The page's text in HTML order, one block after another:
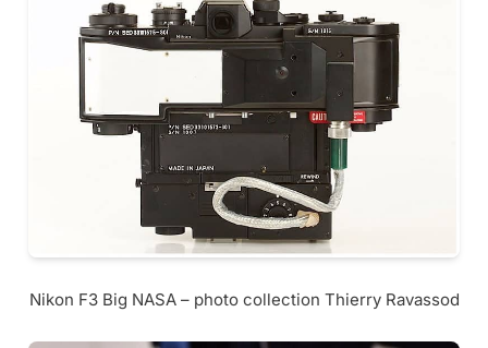
Nikon F3 Big NASA – photo collection Thierry Ravassod